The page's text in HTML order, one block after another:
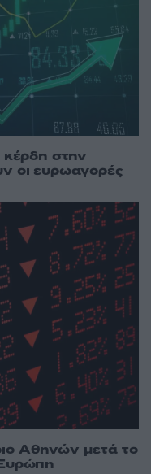
κέρδη στην
οι ευρωαγορές
Αθηνών μετά το